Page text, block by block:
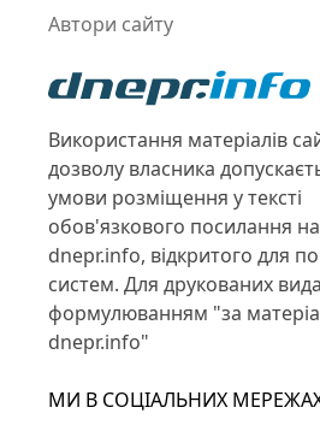
Автори сайту
Використання матеріалів
дозволу власника
умови розміщення у тексті
обов'язкового посилання
dnepr.info, відкритого для
систем. Для друкованих
формулюванням "за
dnepr.info"
МИ В СОЦІАЛЬНИХ